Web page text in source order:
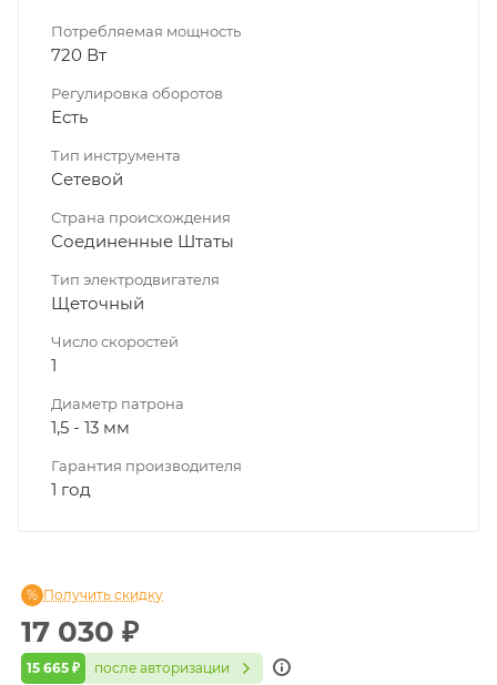
Потребляемая мощность
720 Вт
Регулировка оборотов
Есть
Тип инструмента
Сетевой
Страна происхождения
Соединенные Штаты
Тип электродвигателя
Щеточный
Число скоростей
1
Диаметр патрона
1,5 - 13 мм
Гарантия производителя
1 год
17 030 ₽
15 665 ₽ после авторизации
Получить скидку